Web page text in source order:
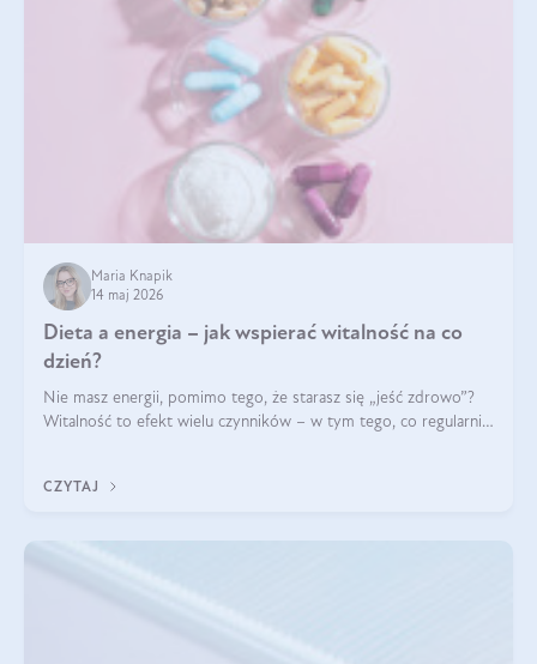
Maria Knapik
14 maj 2026
Dieta a energia – jak wspierać witalność na co
dzień?
Nie masz energii, pomimo tego, że starasz się „jeść zdrowo”?
Witalność to efekt wielu czynników – w tym tego, co regularnie
CZYTAJ